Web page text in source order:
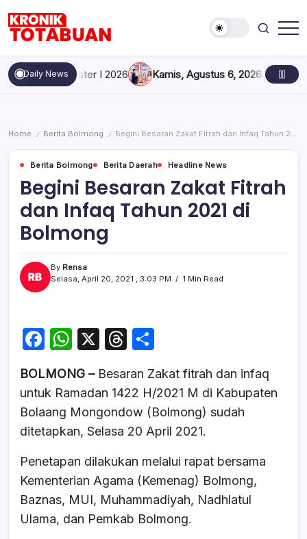
content
Totabuan
hari
ini
Kronik
Daily News
Semester I 2026 Kamis, Agustus 6, 2026 , 8:05 PM
Home / Berita Bolmong / Begini Besaran Zakat Fitrah dan Infaq Tahun 2021 di Bolmong
Berita Bolmong Berita Daerah Headline News
Begini Besaran Zakat Fitrah
dan Infaq Tahun 2021 di
Bolmong
By Rensa
Selasa, April 20, 2021 , 3:03 PM
1 Min Read
F
c
e
b
o
k
W
at
s
A
p
X
T
e
a
d
ar
e
BOLMONG – Besaran Zakat fitrah dan infaq
untuk Ramadan 1422 H/2021 M di Kabupaten
Bolaang Mongondow (Bolmong) sudah
ditetapkan, Selasa 20 April 2021.
Penetapan dilakukan melalui rapat bersama
Kementerian Agama (Kemenag) Bolmong,
Baznas, MUI, Muhammadiyah, Nadhlatul
Ulama, dan Pemkab Bolmong.